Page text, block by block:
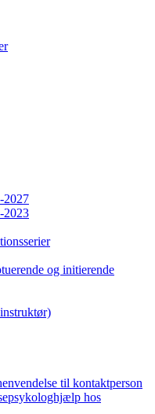
2027
2023
og initierende
til kontaktperson
hos